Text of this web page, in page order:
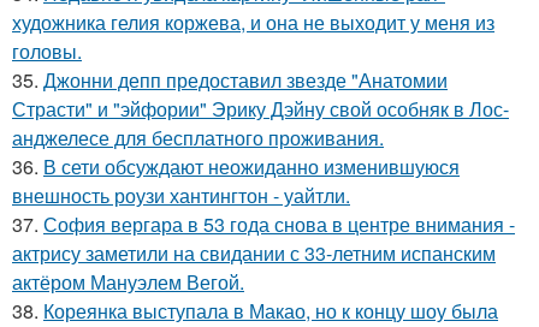
художника гелия коржева, и она не выходит у меня из
головы.
35. Джонни депп предоставил звезде "Анатомии
Страсти" и "эйфории" Эрику Дэйну свой особняк в Лос-
анджелесе для бесплатного проживания.
36. В сети обсуждают неожиданно изменившуюся
внешность роузи хантингтон - уайтли.
37. София вергара в 53 года снова в центре внимания -
актрису заметили на свидании с 33-летним испанским
актёром Мануэлем Вегой.
38. Кореянка выступала в Макао, но к концу шоу была